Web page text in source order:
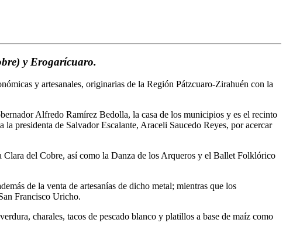
y Erogarícuaro.
y artesanales, originarias de la Región Pátzcuaro-Zirahuén con la
Alfredo Ramírez Bedolla, la casa de los municipios y es el recinto
presidenta de Salvador Escalante, Araceli Saucedo Reyes, por acercar
Clara del Cobre, así como la Danza de los Arqueros y el Ballet Folklórico
de la venta de artesanías de dicho metal; mientras que los
Francisco Uricho.
charales, tacos de pescado blanco y platillos a base de maíz como